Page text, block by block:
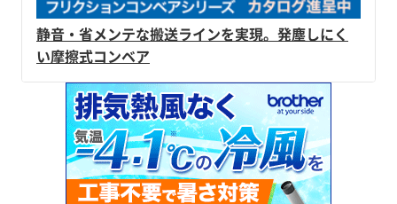
静音・省メンテな搬送ラインを実現。発塵しにく
い摩擦式コンベア